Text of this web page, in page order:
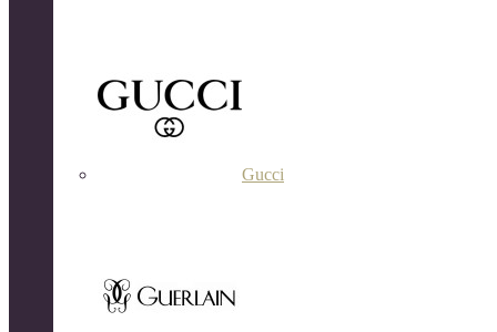
Gucci